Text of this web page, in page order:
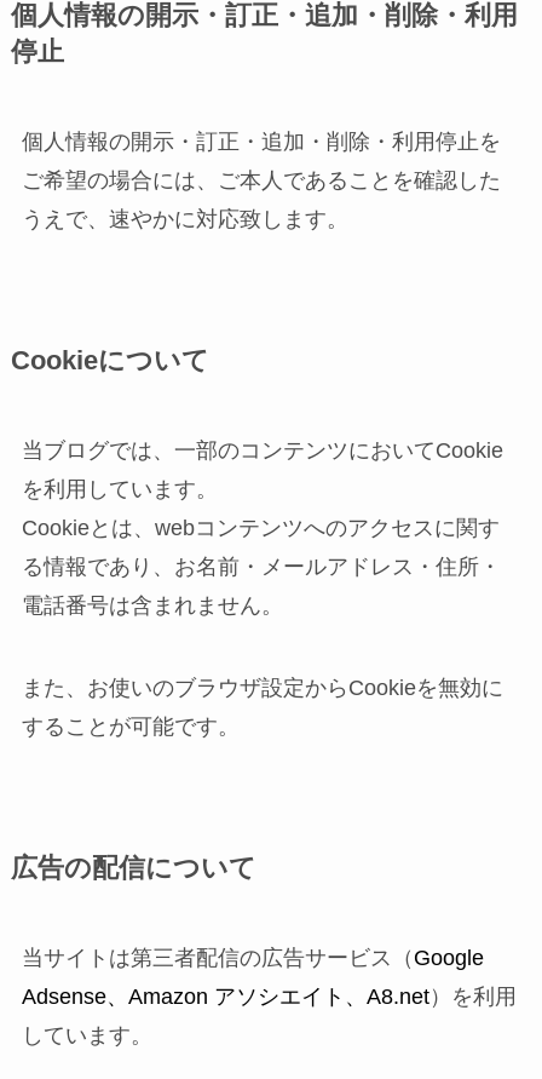
個人情報の開示・訂正・追加・削除・利用
停止
個人情報の開示・訂正・追加・削除・利用停止を
ご希望の場合には、ご本人であることを確認した
うえで、速やかに対応致します。
Cookieについて
当ブログでは、一部のコンテンツにおいてCookie
を利用しています。
Cookieとは、webコンテンツへのアクセスに関す
る情報であり、お名前・メールアドレス・住所・
電話番号は含まれません。
また、お使いのブラウザ設定からCookieを無効に
することが可能です。
広告の配信について
当サイトは第三者配信の広告サービス（ Google
Adsense、Amazon アソシエイト、A8.net）を利用
しています。